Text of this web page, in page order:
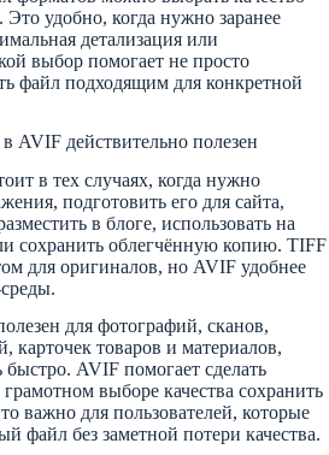
удобно, когда нужно заранее
детализация или
выбор помогает не просто
файл подходящим для конкретной
AVIF действительно полезен
в тех случаях, когда нужно
подготовить его для сайта,
в блоге, использовать на
сохранить облегчённую копию. TIFF
для оригиналов, но AVIF удобнее
для фотографий, сканов,
карточек товаров и материалов,
AVIF помогает сделать
выборе качества сохранить
важно для пользователей, которые
файл без заметной потери качества.